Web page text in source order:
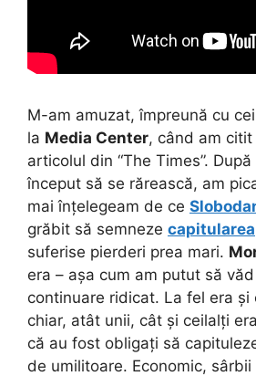
M-am amuzat, împreună cu
la Media Center, când am
articolul din “The Times”.
început să se rărească, am
mai înțelegeam de ce
grăbit să semneze capitularea
suferise pierderi prea mari.
era – așa cum am putut să
continuare ridicat. La fel era și
chiar, atât unii, cât și ceilalți
că au fost obligați să
de umilitoare. Economic,